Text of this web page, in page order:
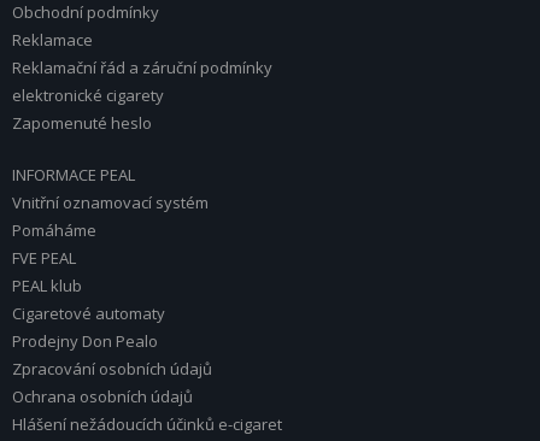
Obchodní podmínky
Reklamace
Reklamační řád a záruční podmínky
elektronické cigarety
Zapomenuté heslo
INFORMACE PEAL
Vnitřní oznamovací systém
Pomáháme
FVE PEAL
PEAL klub
Cigaretové automaty
Prodejny Don Pealo
Zpracování osobních údajů
Ochrana osobních údajů
Hlášení nežádoucích účinků e-cigaret